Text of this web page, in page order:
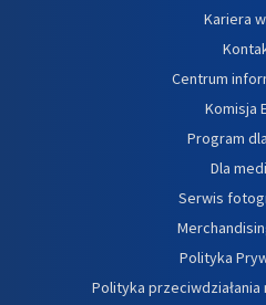
Kariera w
Centrum
Komisja
Program
Dla
Serwis
Polityka
Polityka